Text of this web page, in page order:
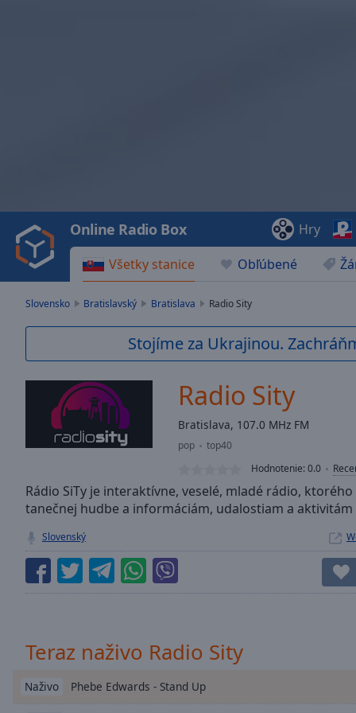
Video
Play
Backward
Skip
Current
Duration-:-
Stream
Seek to
currently
LIVE
Remaining
Rate
Chapters
Všetky stanice Obľúbené
Online Radio Box Hry
Slovensko Bratislavský Bratislava Radio Sity
Stojíme za Ukrajinou.
Radio Sity
Bratislava, 107.0 MHz FM
pop
top40
Hodnotenie:0.0
Rádio SiTy je interaktívne, veselé, mladé rádio,
tanečnej hudbe a informáciám, udalostiam a aktivitám
Slovenský
Teraz naživo Radio Sity
Naživo Phebe Edwards - Stand Up